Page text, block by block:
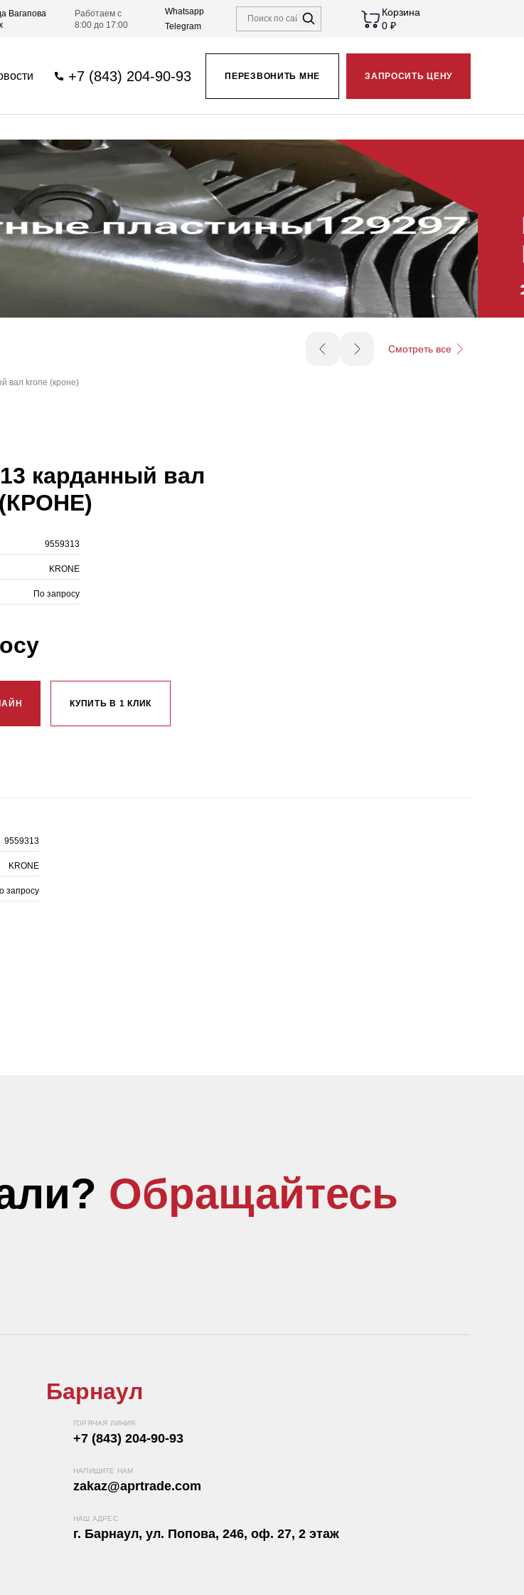
Вагапова
Работаем с
8:00 до 17:00
Whatsapp
Telegram
Корзина
0 ₽
+7 (843) 204-90-93 ПЕРЕЗВОНИТЬ МНЕ ЗАПРОСИТЬ ЦЕНУ
Смотреть все
вал krone (кроне)
карданный вал
9559313
KRONE
По запросу
КУПИТЬ В 1 КЛИК
9559313
KRONE
запросу
Обращайтесь
Барнаул
ГОРЯЧАЯ ЛИНИЯ
+7 (843) 204-90-93
НАПИШИТЕ НАМ
zakaz@aprtrade.com
НАШ АДРЕС
г. Барнаул, ул. Попова, 246, оф. 27, 2 этаж